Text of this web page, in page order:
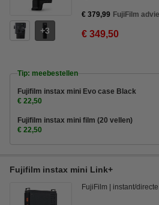
3
€ 379,99 FujiFilm
€ 349,50
Tip: meebestellen
Fujifilm instax mini Evo case Black
€ 22,50
Fujifilm instax mini film (20 vellen)
€ 22,50
Fujifilm instax mini Link+
FujiFilm instant/